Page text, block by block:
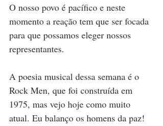
O nosso povo é pacífico e neste
momento a reação tem que ser focada
para que possamos eleger nossos
representantes.
A poesia musical dessa semana é o
Rock Men, que foi construída em
1975, mas vejo hoje como muito
atual. Eu balanço os homens da paz!